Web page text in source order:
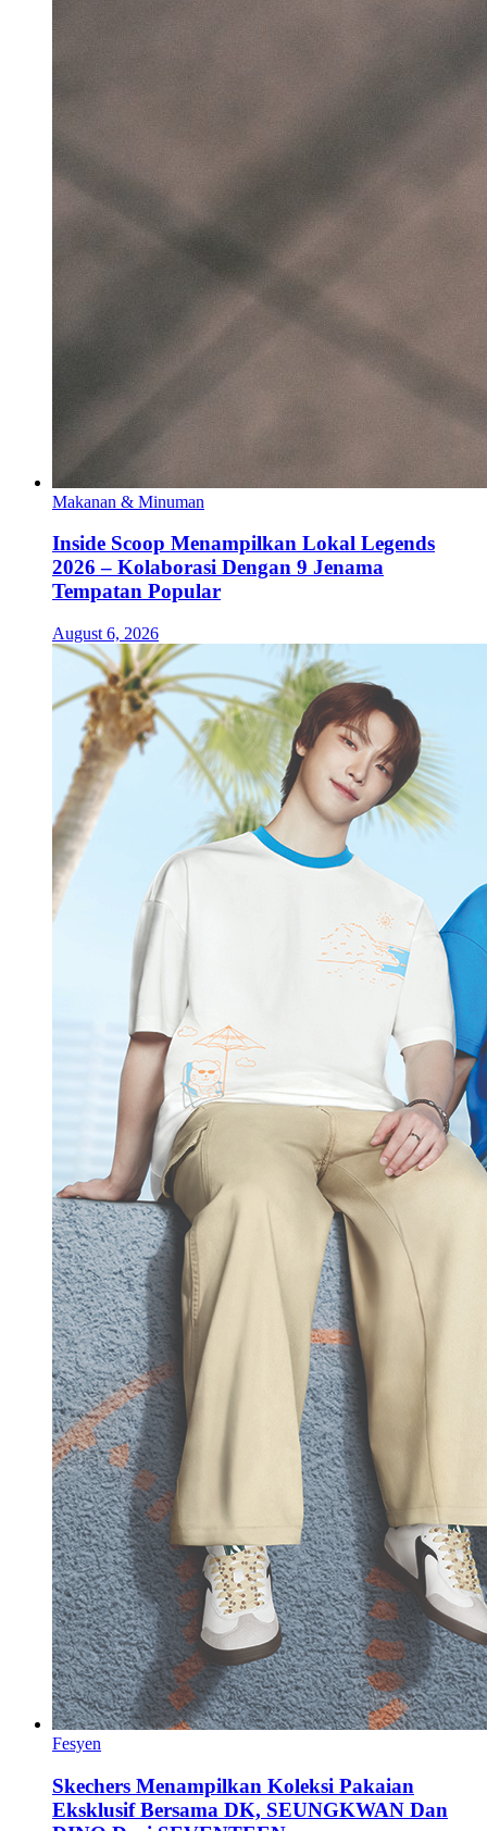
Makanan & Minuman
Inside Scoop Menampilkan Lokal Legends
2026 – Kolaborasi Dengan 9 Jenama
Tempatan Popular
August 6, 2026
Fesyen
Skechers Menampilkan Koleksi Pakaian
Eksklusif Bersama DK, SEUNGKWAN Dan